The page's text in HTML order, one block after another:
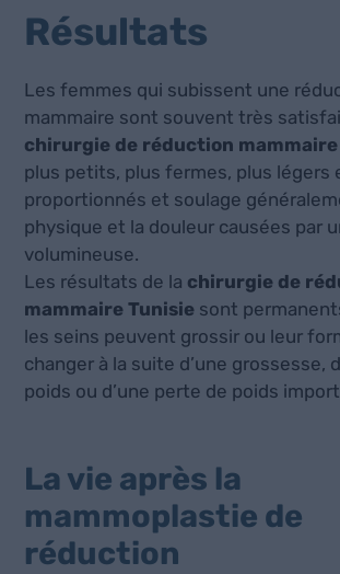
Résultats
Les femmes qui subissent une
mammaire sont souvent très
chirurgie de réduction mammaire
plus petits, plus fermes, plus légers
proportionnés et soulage
physique et la douleur causées par
volumineuse.
Les résultats de la chirurgie de
mammaire Tunisie sont
les seins peuvent grossir ou leur
changer à la suite d’une grossesse,
poids ou d’une perte de poids
La vie après la
mammoplastie de
réduction